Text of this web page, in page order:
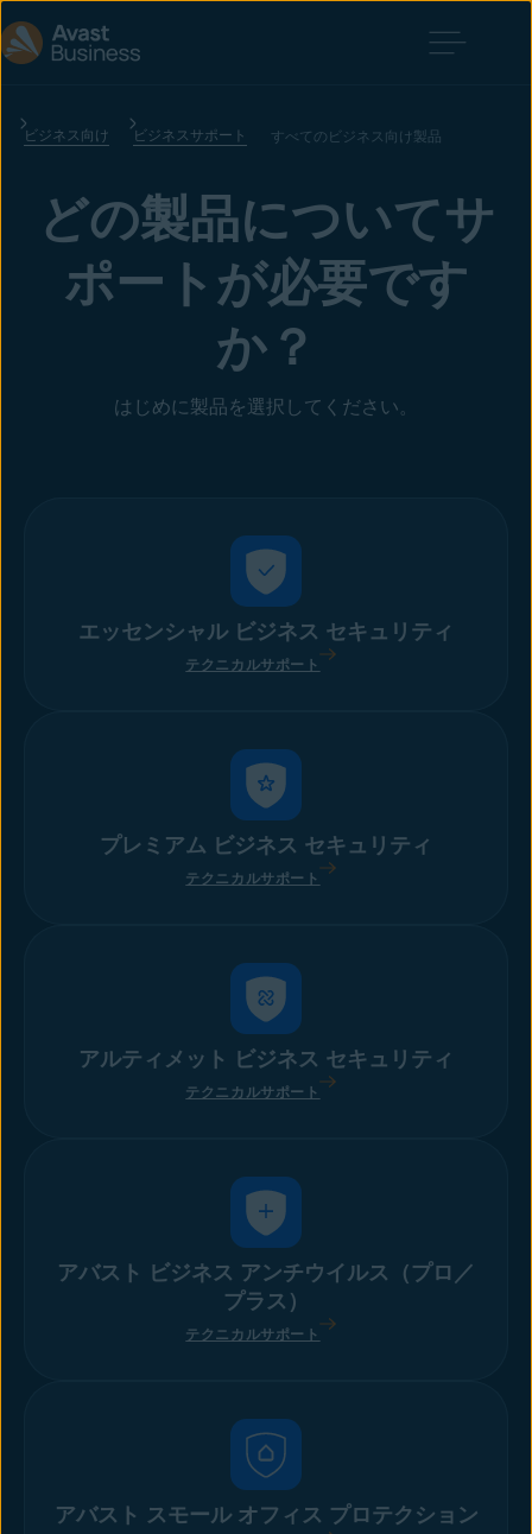
ビジネス向け ビジネスサポート すべてのビジネス向け製品
どの製品についてサ
ポートが必要です
か？
はじめに製品を選択してください。
エッセンシャル ビジネス セキュリティ
テクニカルサポート
プレミアム ビジネス セキュリティ
テクニカルサポート
アルティメット ビジネス セキュリティ
テクニカルサポート
アバスト ビジネス アンチウイルス（プロ／
プラス）
テクニカルサポート
アバスト スモール オフィス プロテクション